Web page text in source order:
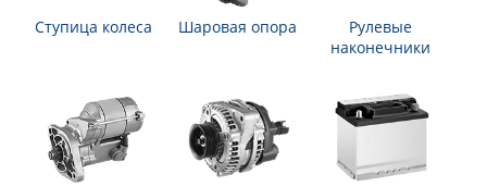
Ступица колеса Шаровая опора
Рулевые
наконечники